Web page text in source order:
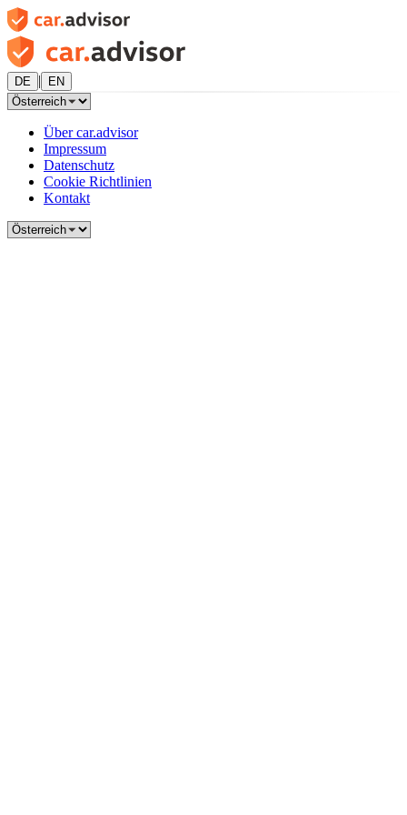
DE | EN
Über car.advisor
Impressum
Datenschutz
Cookie Richtlinien
Kontakt